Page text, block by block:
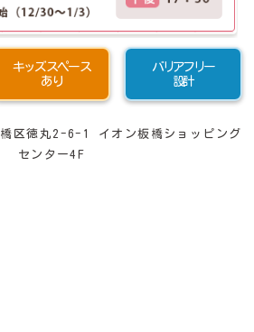
キッズスペース
あり
バリアフリー
設計
区徳丸2-6-1 イオン板橋ショッピング
センター4F